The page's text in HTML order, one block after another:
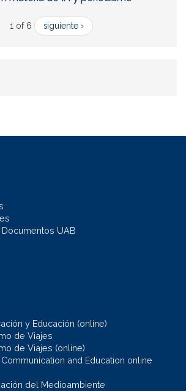
1 of 6 siguiente ›
UAB
y Educación (online)
de Viajes
de Viajes (online)
and Education online
del Medioambiente